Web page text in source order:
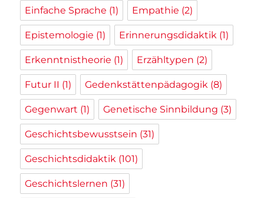
Einfache Sprache (1) Empathie (2)
Epistemologie (1) Erinnerungsdidaktik (1)
Erkenntnistheorie (1) Erzähltypen (2)
Futur II (1) Gedenkstättenpädagogik (8)
Gegenwart (1) Genetische Sinnbildung (3)
Geschichtsbewusstsein (31)
Geschichtsdidaktik (101)
Geschichtslernen (31)